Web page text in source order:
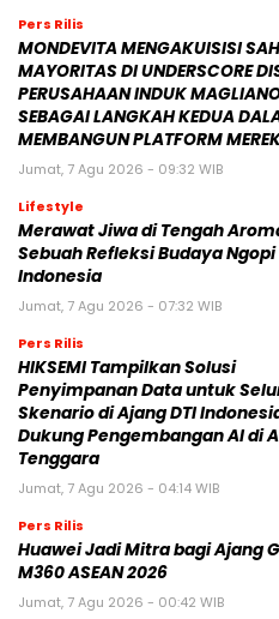
Pers Rilis
MONDEVITA MENGAKUISISI
MAYORITAS DI UNDERSCORE
PERUSAHAAN INDUK
SEBAGAI LANGKAH KEDUA
MEMBANGUN PLATFORM
Jumat, 7 Agu 2026 - 09:32 WIB
Lifestyle
Merawat Jiwa di Tengah
Sebuah Refleksi Budaya Ngopi
Indonesia
Jumat, 7 Agu 2026 - 07:32 WIB
Pers Rilis
HIKSEMI Tampilkan Solusi
Penyimpanan Data untuk
Skenario di Ajang DTI
Dukung Pengembangan AI di
Tenggara
Jumat, 7 Agu 2026 - 04:14 WIB
Pers Rilis
Huawei Jadi Mitra bagi Ajang
M360 ASEAN 2026
Jumat, 7 Agu 2026 - 00:42 WIB